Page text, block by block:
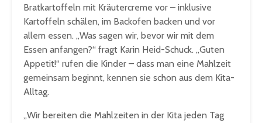
Bratkartoffeln mit Kräutercreme vor – inklusive
Kartoffeln schälen, im Backofen backen und vor
allem essen. „Was sagen wir, bevor wir mit dem
Essen anfangen?“ fragt Karin Heid-Schuck. „Guten
Appetit!“ rufen die Kinder – dass man eine Mahlzeit
gemeinsam beginnt, kennen sie schon aus dem Kita-
Alltag.
„Wir bereiten die Mahlzeiten in der Kita jeden Tag